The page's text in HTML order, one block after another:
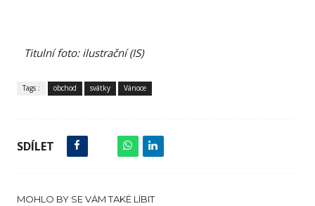
Titulní foto: ilustrační (IS)
Tags : obchod svátky Vánoce
SDÍLET
MOHLO BY SE VÁM TAKÉ LÍBIT